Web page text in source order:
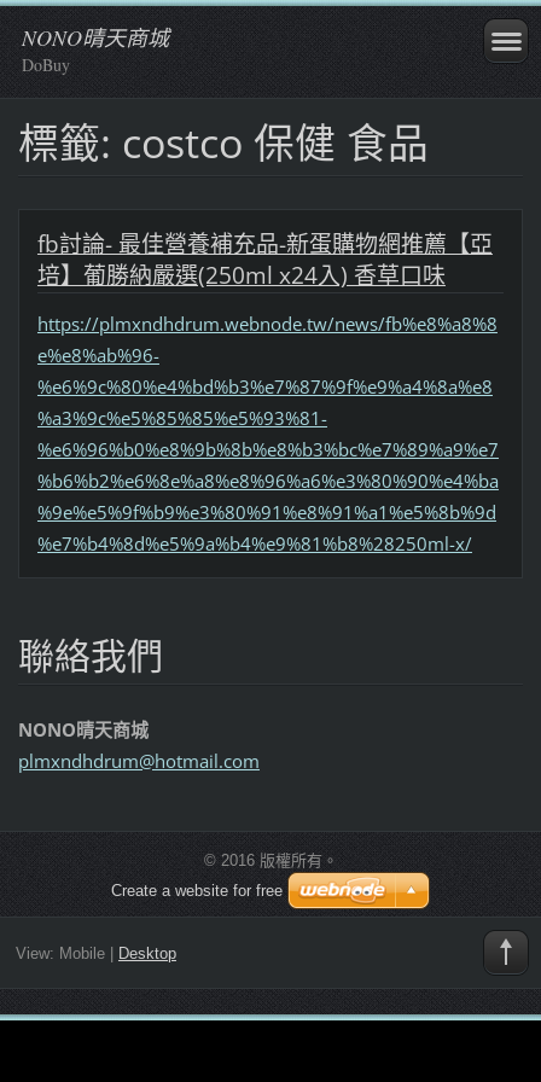
NONO晴天商城
DoBuy
標籤: costco 保健 食品
fb討論- 最佳營養補充品-新蛋購物網推薦【亞
培】葡勝納嚴選(250ml x24入) 香草口味
https://plmxndhdrum.webnode.tw/news/fb%e8%a8%8
e%e8%ab%96-
%e6%9c%80%e4%bd%b3%e7%87%9f%e9%a4%8a%e8
%a3%9c%e5%85%85%e5%93%81-
%e6%96%b0%e8%9b%8b%e8%b3%bc%e7%89%a9%e7
%b6%b2%e6%8e%a8%e8%96%a6%e3%80%90%e4%ba
%9e%e5%9f%b9%e3%80%91%e8%91%a1%e5%8b%9d
%e7%b4%8d%e5%9a%b4%e9%81%b8%28250ml-x/
聯絡我們
NONO晴天商城
plmxndhdrum@hotmail.com
© 2016 版權所有。
Create a website for free
View: Mobile| Desktop